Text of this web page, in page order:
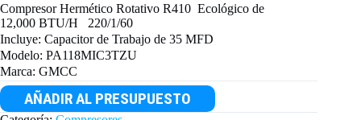
Compresor Hermético Rotativo R410 Ecológico de
12,000 BTU/H 220/1/60
Incluye: Capacitor de Trabajo de 35 MFD
Modelo: PA118MIC3TZU
Marca: GMCC
AÑADIR AL PRESUPUESTO